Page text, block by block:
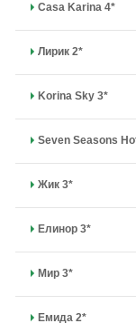
Casa Karina 4*
Лирик 2*
Korina Sky 3*
Seven Seasons
Жик 3*
Елинор 3*
Мир 3*
Емида 2*